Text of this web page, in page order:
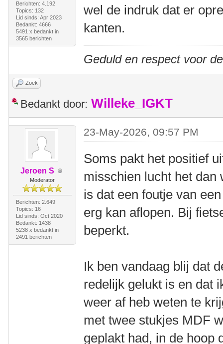
Berichten: 4.192
Topics: 132
Lid sinds: Apr 2023
Bedankt: 4666
5491 x bedankt in
3565 berichten
wel de indruk dat er
kanten.
Geduld en respect voor
Zoek
Bedankt door: Willeke_IGKT
Jeroen S
Moderator
Berichten: 2.649
Topics: 16
Lid sinds: Oct 2020
Bedankt: 1438
5238 x bedankt in
2491 berichten
23-May-2026, 09:57 PM
Soms pakt het positief
misschien lucht het dan
is dat een foutje van
erg kan aflopen. Bij
beperkt.
Ik ben vandaag blij dat
redelijk gelukt is en dat
weer af heb weten te
met twee stukjes MDF
geplakt had, in de hoop